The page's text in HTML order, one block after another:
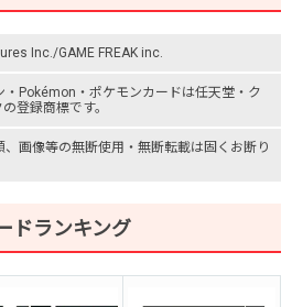
Inc./GAME FREAK inc.
・Pokémon・ ポケモンカードは任天堂・ ク
の登録商標です。
画像等の無断使用・無断転載は固くお断り
ドランキング